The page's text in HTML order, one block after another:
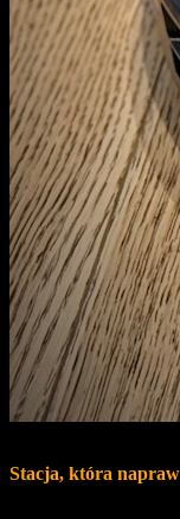
Stacja, która